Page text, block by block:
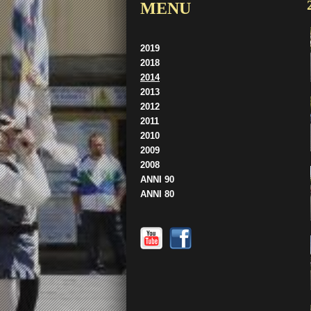
MENU
2019
2018
2014
2013
2012
2011
2010
2009
2008
ANNI 90
ANNI 80